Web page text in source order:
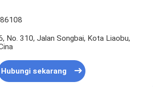
No. 310, Jalan Songbai, Kota Liaobu,
Hubungi sekarang